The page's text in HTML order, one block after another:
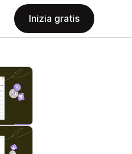
Inizia gratis